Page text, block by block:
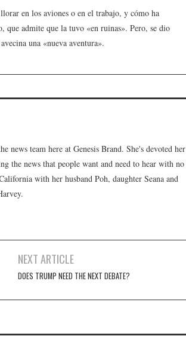
en los aviones o en el trabajo, y cómo ha
que admite que la tuvo «en ruinas». Pero, se dio
una «nueva aventura».
news team here at Genesis Brand. She's devoted her
the news that people want and need to hear with no
with her husband Poh, daughter Seana and
NEXT ARTICLE
DOES TRUMP NEED THE NEXT DEBATE?